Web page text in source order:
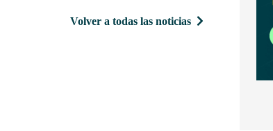
Volver a todas las noticias